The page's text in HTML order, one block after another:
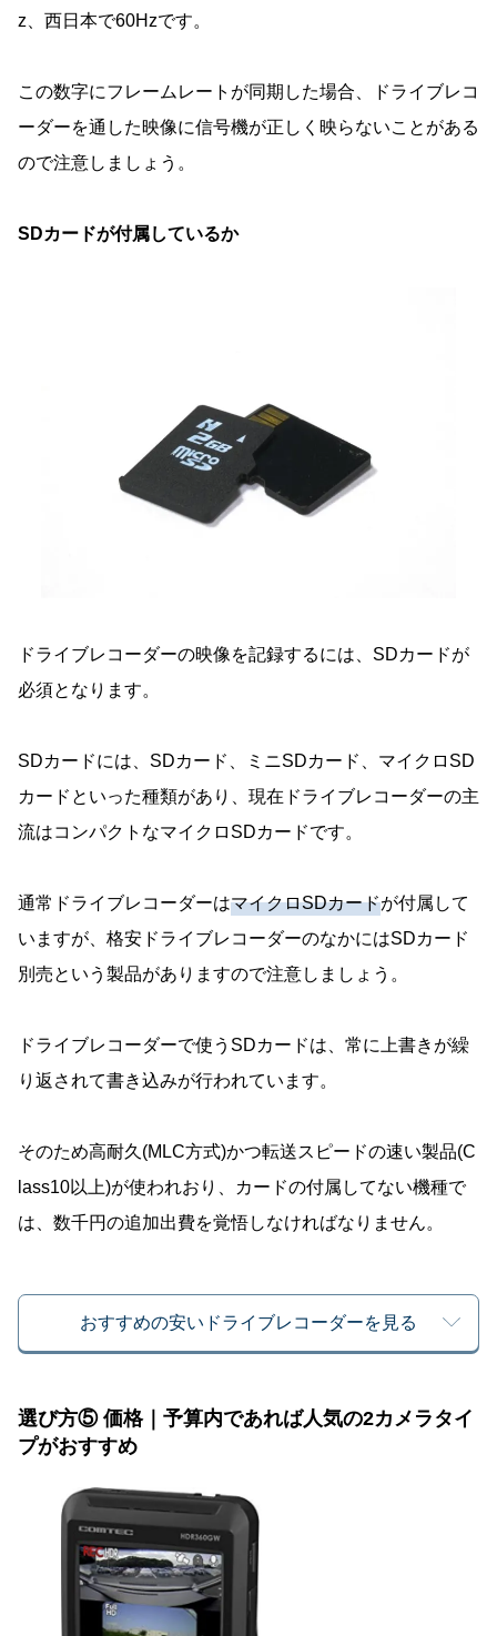
z、西日本で60Hzです。
この数字にフレームレートが同期した場合、ドライブレコ
ーダーを通した映像に信号機が正しく映らないことがある
ので注意しましょう。
SDカードが付属しているか
ドライブレコーダーの映像を記録するには、SDカードが
必須となります。
SDカードには、SDカード、ミニSDカード、マイクロSD
カードといった種類があり、現在ドライブレコーダーの主
流はコンパクトなマイクロSDカードです。
通常ドライブレコーダーはマイクロSDカードが付属して
いますが、格安ドライブレコーダーのなかにはSDカード
別売という製品がありますので注意しましょう。
ドライブレコーダーで使うSDカードは、常に上書きが繰
り返されて書き込みが行われています。
そのため高耐久(MLC方式)かつ転送スピードの速い製品(C
lass10以上)が使われおり、カードの付属してない機種で
は、数千円の追加出費を覚悟しなければなりません。
おすすめの安いドライブレコーダーを見る
選び方⑤ 価格｜予算内であれば人気の2カメラタイ
プがおすすめ